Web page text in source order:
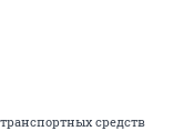
средств